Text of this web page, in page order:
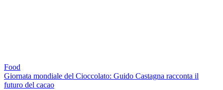
Food
Giornata mondiale del Cioccolato: Guido Castagna racconta il
futuro del cacao